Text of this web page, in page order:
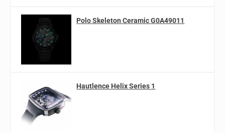
Polo Skeleton Ceramic G0A49011
Hautlence Helix Series 1